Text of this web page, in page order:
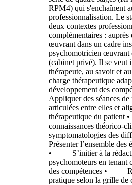
RPM4) qui s'enchaînent
professionnalisation. Le
deux contextes
complémentaires :
œuvrant dans un cadre
psychomotricien œuvrant
(cabinet privé). Il se veut
thérapeute, au savoir et
charge thérapeutique
développement des
Appliquer des séances
articulées entre elles et
thérapeutique du
connaissances théorico-
symptomatologies des
Présenter l’ensemble des
• S’initier à la
psychomoteurs en tenant
des compétences •
pratique selon la grille de